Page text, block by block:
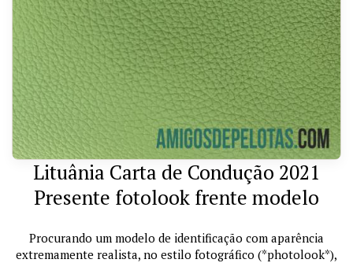
Lituânia Carta de Condução 2021
Presente fotolook frente modelo
Procurando um modelo de identificação com aparência
extremamente realista, no estilo fotográfico (*photolook*),